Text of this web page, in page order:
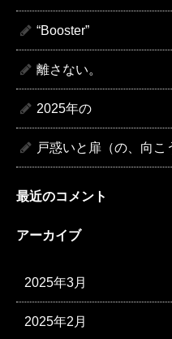
“Booster”
離さない。
2025年の
戸惑いと扉（の、向こ
最近のコメント
アーカイブ
2025年3月
2025年2月